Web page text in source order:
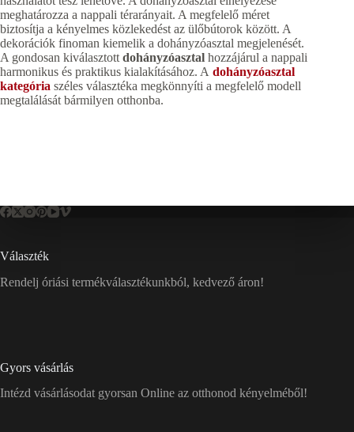
meghatározza a nappali térarányait. A megfelelő méret
biztosítja a kényelmes közlekedést az ülőbútorok között. A
dekorációk finoman kiemelik a dohányzóasztal megjelenését.
A gondosan kiválasztott dohányzóasztal hozzájárul a nappali
harmonikus és praktikus kialakításához. A dohányzóasztal
kategória széles választéka megkönnyíti a megfelelő modell
megtalálását bármilyen otthonba.
Választék
Rendelj óriási termékválasztékunkból, kedvező áron!
Gyors vásárlás
Intézd vásárlásodat gyorsan Online az otthonod kényelméből!